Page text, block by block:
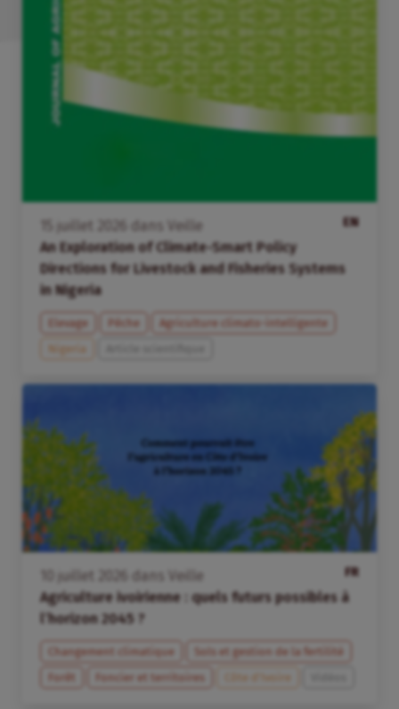
EN
juillet dans
Veille
An Exploration of Climate-Smart Policy
Directions for Livestock and Fisheries Systems
in Nigeria
Elevage Pêche
Agriculture climato-intelligente
Nigeria
FR
juillet dans
Veille
Agriculture ivoirienne : quels futurs possibles à
l’horizon 2045 ?
Changement climatique
Sols et gestion de la fertilité
Forêt
Foncier et territoires Côte d’Ivoire